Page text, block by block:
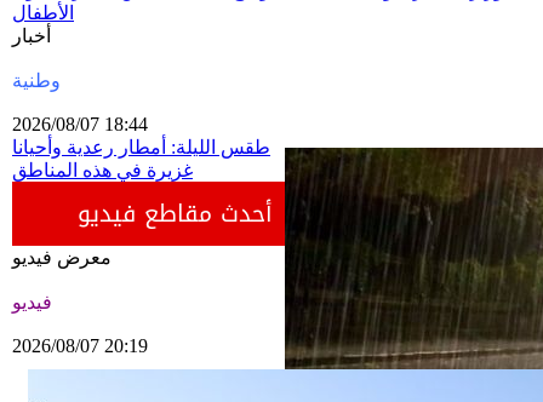
الأطفال
أخبار
وطنية
2026/08/07 18:44
طقس الليلة: أمطار رعدية وأحيانا
غزيرة في هذه المناطق
أحدث مقاطع فيديو
معرض فيديو
فيديو
2026/08/07 20:19